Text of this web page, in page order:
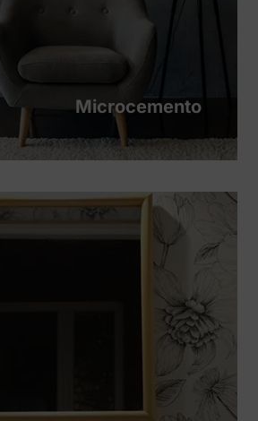
Microcemento